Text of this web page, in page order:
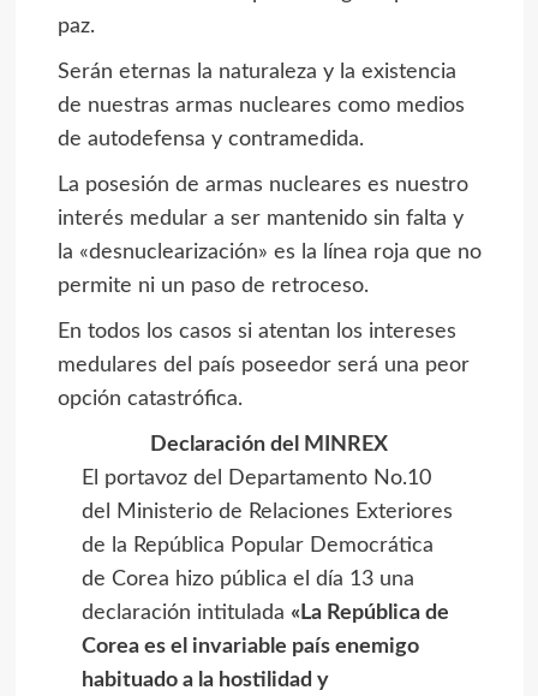
paz.
Serán eternas la naturaleza y la existencia
de nuestras armas nucleares como medios
de autodefensa y contramedida.
La posesión de armas nucleares es nuestro
interés medular a ser mantenido sin falta y
la «desnuclearización» es la línea roja que no
permite ni un paso de retroceso.
En todos los casos si atentan los intereses
medulares del país poseedor será una peor
opción catastrófica.
Declaración del MINREX
El portavoz del Departamento No.10
del Ministerio de Relaciones Exteriores
de la República Popular Democrática
de Corea hizo pública el día 13 una
declaración intitulada «La República de
Corea es el invariable país enemigo
habituado a la hostilidad y